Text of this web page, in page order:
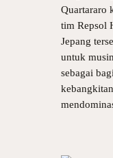
Quartararo
tim Repsol
Jepang
untuk
sebagai